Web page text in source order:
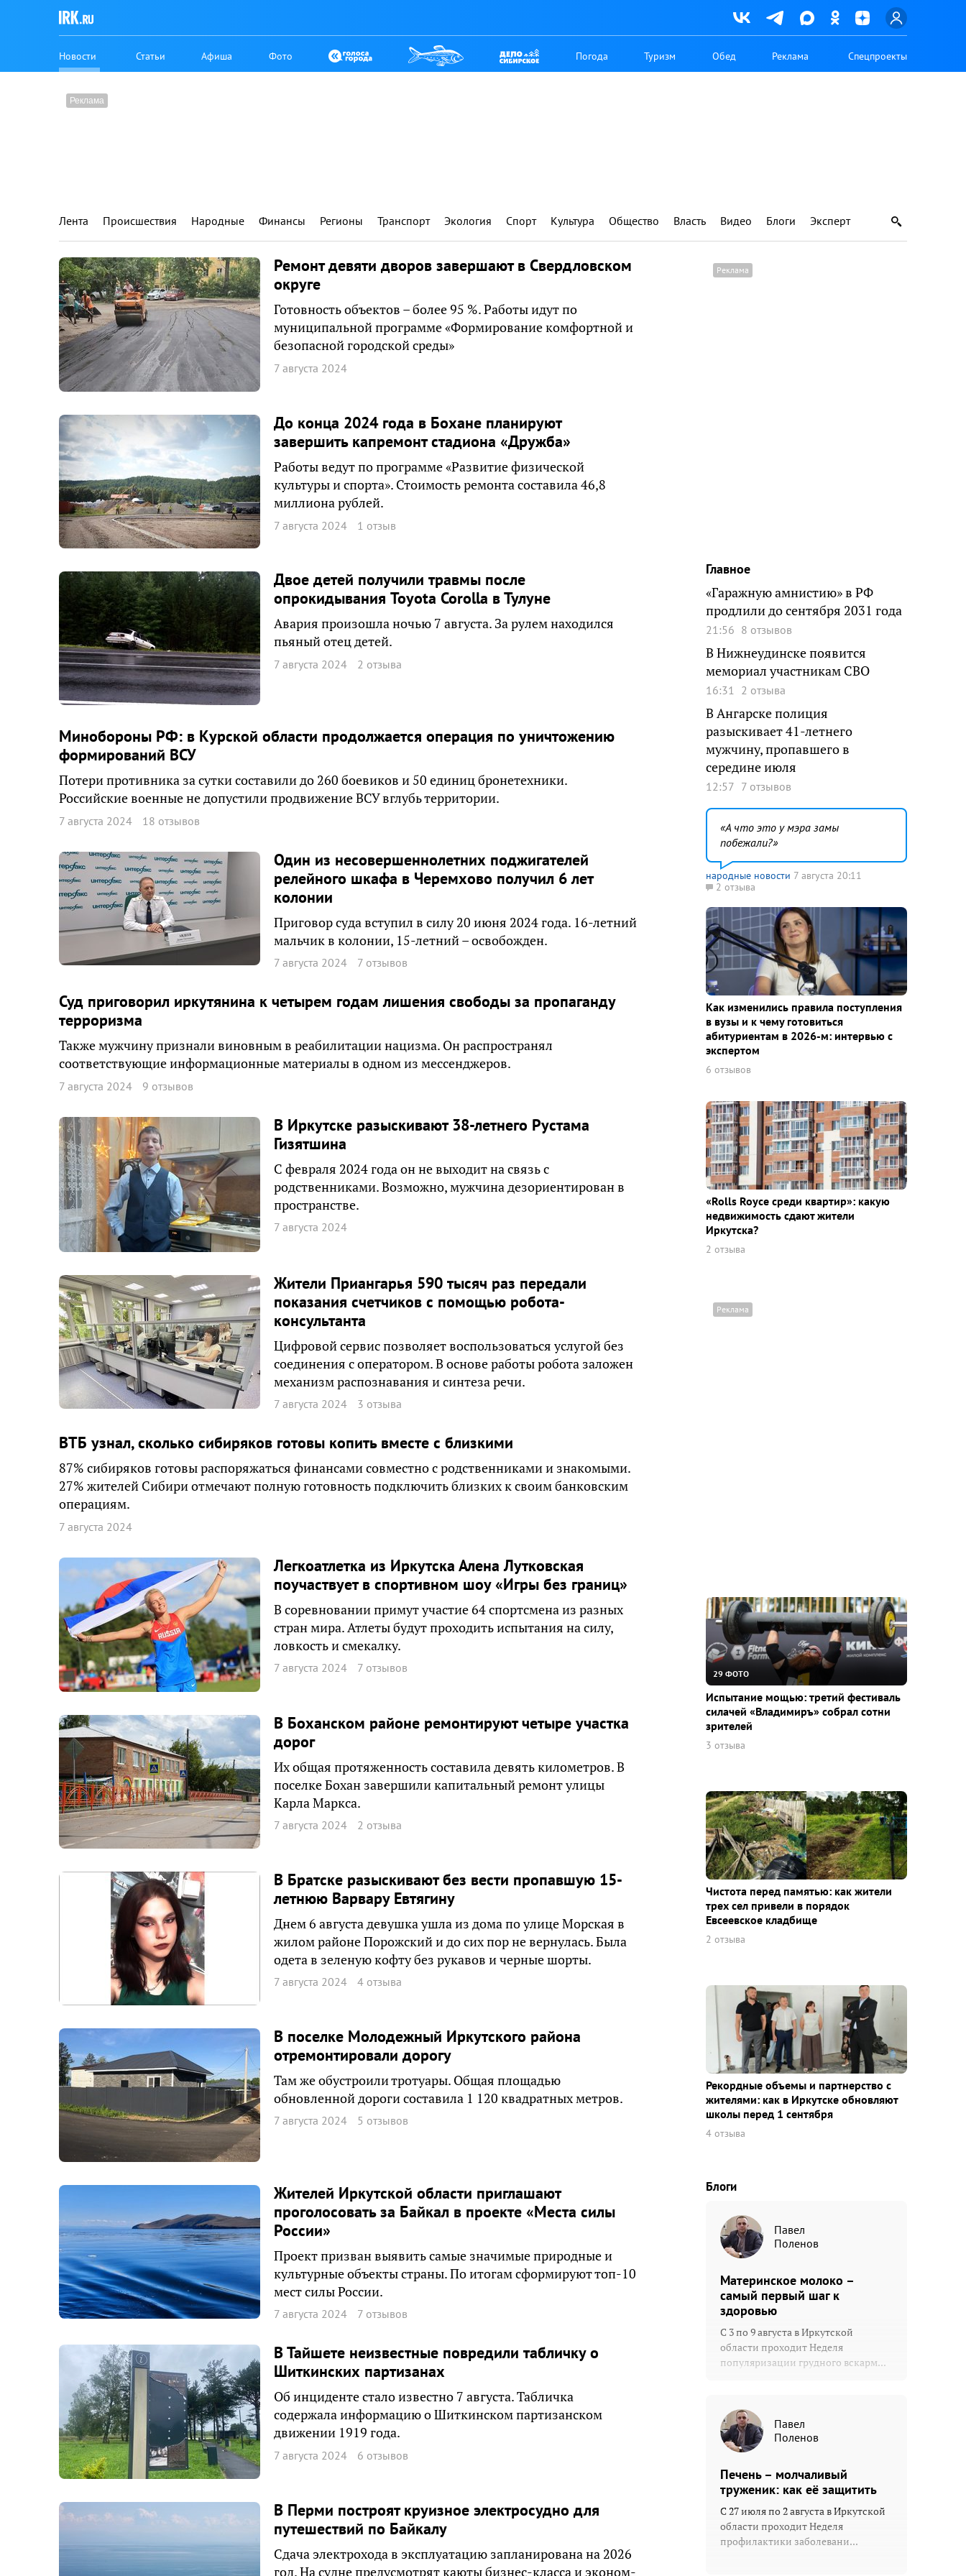
Новости Статьи Афиша Фото Погода Туризм Обед Реклама Спецпроекты
Лента Происшествия Народные Финансы Регионы Транспорт Экология Спорт Культура Общество Власть Видео Блоги Эксперт
Ремонт девяти дворов завершают в Свердловском
округе
Готовность объектов – более 95 %. Работы идут по
муниципальной программе «Формирование комфортной и
безопасной городской среды»
7 августа 2024
До конца 2024 года в Бохане планируют
завершить капремонт стадиона «Дружба»
Работы ведут по программе «Развитие физической
культуры и спорта». Стоимость ремонта составила 46,8
миллиона рублей.
7 августа 2024 1 отзыв
Двое детей получили травмы после
опрокидывания Toyota Corolla в Тулуне
Авария произошла ночью 7 августа. За рулем находился
пьяный отец детей.
7 августа 2024 2 отзыва
Минобороны РФ: в Курской области продолжается операция по уничтожению
формирований ВСУ
Потери противника за сутки составили до 260 боевиков и 50 единиц бронетехники.
Российские военные не допустили продвижение ВСУ вглубь территории.
7 августа 2024 18 отзывов
Один из несовершеннолетних поджигателей
релейного шкафа в Черемхово получил 6 лет
колонии
Приговор суда вступил в силу 20 июня 2024 года. 16-летний
мальчик в колонии, 15-летний – освобожден.
7 августа 2024 7 отзывов
Суд приговорил иркутянина к четырем годам лишения свободы за пропаганду
терроризма
Также мужчину признали виновным в реабилитации нацизма. Он распространял
соответствующие информационные материалы в одном из мессенджеров.
7 августа 2024 9 отзывов
В Иркутске разыскивают 38-летнего Рустама
Гизятшина
С февраля 2024 года он не выходит на связь с
родственниками. Возможно, мужчина дезориентирован в
пространстве.
7 августа 2024
Жители Приангарья 590 тысяч раз передали
показания счетчиков с помощью робота-
консультанта
Цифровой сервис позволяет воспользоваться услугой без
соединения с оператором. В основе работы робота заложен
механизм распознавания и синтеза речи.
7 августа 2024 3 отзыва
ВТБ узнал, сколько сибиряков готовы копить вместе с близкими
87% сибиряков готовы распоряжаться финансами совместно с родственниками и знакомыми.
27% жителей Сибири отмечают полную готовность подключить близких к своим банковским
операциям.
7 августа 2024
Легкоатлетка из Иркутска Алена Лутковская
поучаствует в спортивном шоу «Игры без границ»
В соревновании примут участие 64 спортсмена из разных
стран мира. Атлеты будут проходить испытания на силу,
ловкость и смекалку.
7 августа 2024 7 отзывов
В Боханском районе ремонтируют четыре участка
дорог
Их общая протяженность составила девять километров. В
поселке Бохан завершили капитальный ремонт улицы
Карла Маркса.
7 августа 2024 2 отзыва
В Братске разыскивают без вести пропавшую 15-
летнюю Варвару Евтягину
Днем 6 августа девушка ушла из дома по улице Морская в
жилом районе Порожский и до сих пор не вернулась. Была
одета в зеленую кофту без рукавов и черные шорты.
7 августа 2024 4 отзыва
В поселке Молодежный Иркутского района
отремонтировали дорогу
Там же обустроили тротуары. Общая площадью
обновленной дороги составила 1 120 квадратных метров.
7 августа 2024 5 отзывов
Жителей Иркутской области приглашают
проголосовать за Байкал в проекте «Места силы
России»
Проект призван выявить самые значимые природные и
культурные объекты страны. По итогам сформируют топ-10
мест силы России.
7 августа 2024 7 отзывов
В Тайшете неизвестные повредили табличку о
Шиткинских партизанах
Об инциденте стало известно 7 августа. Табличка
содержала информацию о Шиткинском партизанском
движении 1919 года.
7 августа 2024 6 отзывов
В Перми построят круизное электросудно для
путешествий по Байкалу
Сдача электрохода в эксплуатацию запланирована на 2026
год. На судне предусмотрят каюты бизнес-класса и эконом-
Главное
«Гаражную амнистию» в РФ
продлили до сентября 2031 года
21:56 8 отзывов
В Нижнеудинске появится
мемориал участникам СВО
16:31 2 отзыва
В Ангарске полиция
разыскивает 41-летнего
мужчину, пропавшего в
середине июля
12:57 7 отзывов
А что это у мэра замы
побежали?
народные новости 7 августа 20:11
2 отзыва
Как изменились правила поступления
в вузы и к чему готовиться
абитуриентам в 2026-м: интервью с
экспертом
6 отзывов
«Rolls Royce среди квaртир»: какую
недвижимость сдают жители
Иркутска?
2 отзыва
29 ФОТО
Испытание мощью: третий фестиваль
силачей «Владимиръ» собрал сотни
зрителей
3 отзыва
Чистота перед памятью: как жители
трех сел привели в порядок
Евсеевское кладбище
2 отзыва
Рекордные объемы и партнерство с
жителями: как в Иркутске обновляют
школы перед 1 сентября
4 отзыва
Блоги
Павел
Поленов
Материнское молоко –
самый первый шаг к
здоровью
С 3 по 9 августа в Иркутской
области проходит Неделя
популяризации грудного вскарм...
Павел
Поленов
Печень – молчаливый
труженик: как её защитить
С 27 июля по 2 августа в Иркутской
области проходит Неделя
профилактики заболевани...